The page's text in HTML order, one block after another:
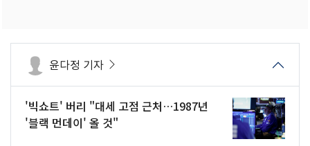
윤다정 기자
'빅쇼트' 버리 "대세 고점 근처…1987년
'블랙 먼데이' 올 것"